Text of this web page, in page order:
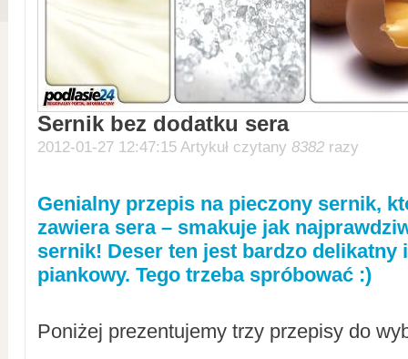
Sernik bez dodatku sera
2012-01-27 12:47:15 Artykuł czytany 8382 razy
Genialny przepis na pieczony sernik,
zawiera sera – smakuje jak
sernik! Deser ten jest bardzo delikatny
piankowy. Tego trzeba spróbować :)
Poniżej prezentujemy trzy przepisy do